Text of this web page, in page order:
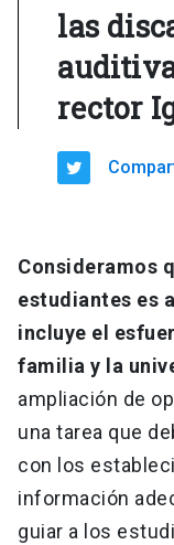
las
rector
Consideramos
estudiantes es
incluye el
familia y la
ampliación de
una tarea que
con los
información
guiar a los